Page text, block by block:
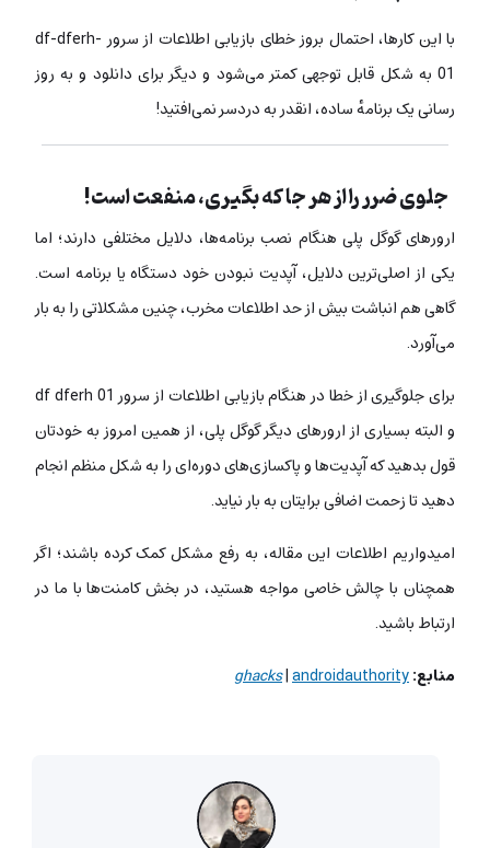
با این کارها، احتمال بروز خطای بازیابی اطلاعات از سرور df-dferh-
01 به شکل قابل توجهی کمتر می‌شود و دیگر برای دانلود و به روز
رسانی یک برنامهٔ ساده، انقدر به دردسر نمی‌افتید!
جلوی ضرر را از هر جا که بگیری، منفعت است!
ارورهای گوگل پلی هنگام نصب برنامه‌ها، دلایل مختلفی دارند؛ اما
یکی از اصلی‌ترین دلایل، آپدیت نبودن خود دستگاه یا برنامه است.
گاهی هم انباشت بیش از حد اطلاعات مخرب، چنین مشکلاتی را به بار
می‌آورد.
برای جلوگیری از خطا در هنگام بازیابی اطلاعات از سرور df dferh 01
و البته بسیاری از ارورهای دیگر گوگل پلی، از همین امروز به خودتان
قول بدهید که آپدیت‌ها و پاکسازی‌های دوره‌ای را به شکل منظم انجام
دهید تا زحمت اضافی برایتان به بار نیاید.
امیدواریم اطلاعات این مقاله، به رفع مشکل کمک کرده باشند؛ اگر
همچنان با چالش خاصی مواجه هستید، در بخش کامنت‌ها با ما در
ارتباط باشید.
منابع:
ghacks|androidauthority